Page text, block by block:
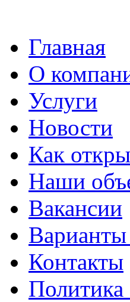
Главная
О
Услуги
Новости
Как
Наши
Вакансии
Контакты
Политика